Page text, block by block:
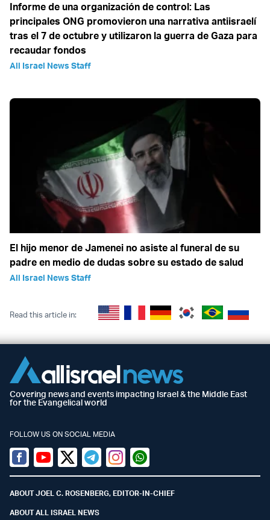
Informe de una organización de control: Las
principales ONG promovieron una narrativa antiisraelí
tras el 7 de octubre y utilizaron la guerra de Gaza para
recaudar fondos
All Israel News Staff
El hijo menor de Jamenei no asiste al funeral de su
padre en medio de dudas sobre su estado de salud
All Israel News Staff
Read this article in:
Covering news and events impacting Israel & the Middle East
for the Evangelical world
FOLLOW US ON SOCIAL MEDIA
Facebook
YoutubeTwitter (X)
TelegramInstagramWhatsapp
ABOUT JOEL C. ROSENBERG, EDITOR-IN-CHIEF
ABOUT ALL ISRAEL NEWS